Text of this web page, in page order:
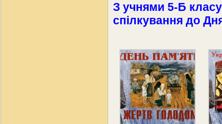
З учнями 5-Б
спілкування до